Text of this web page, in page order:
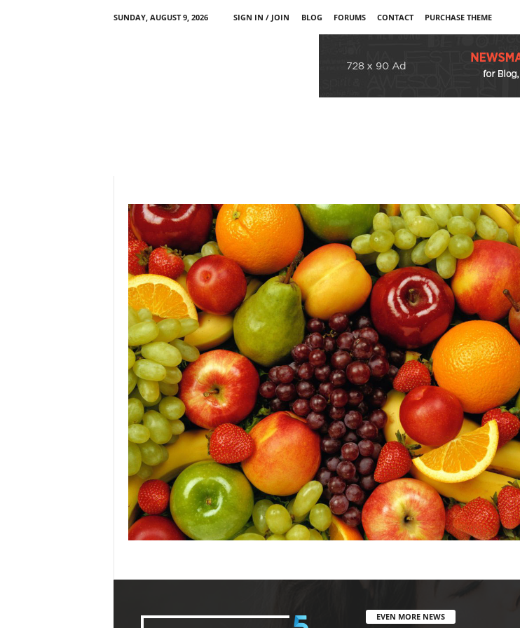
SUNDAY, AUGUST 9, 2026 SIGN IN / JOIN BLOG FORUMS CONTACT PURCHASE THEME
EVEN MORE NEWS